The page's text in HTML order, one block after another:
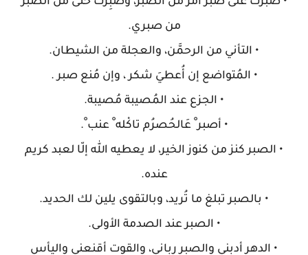
من صبري.
• التأني من الرحمَّن، والعجلة من الشيطان.
• المُتواضع إن أُعطيَ شكر ، وإن مُنع صبر .
• الجزع عند المُصيبة مُصيبة.
• أصبر ْ عَالحُصرُم تاكْله ْ عنب ْ.
• الصبر كنز من كنوز الخير، لا يعطيه الله إلّا لعبد كريم
عنده.
• بالصبر تبلغ ما تُريد، وبالتقوى يلين لك الحديد.
• الصبر عند الصدمة الأولى.
• الدهر أدبني والصبر رباني، والقوت أقنعني واليأس